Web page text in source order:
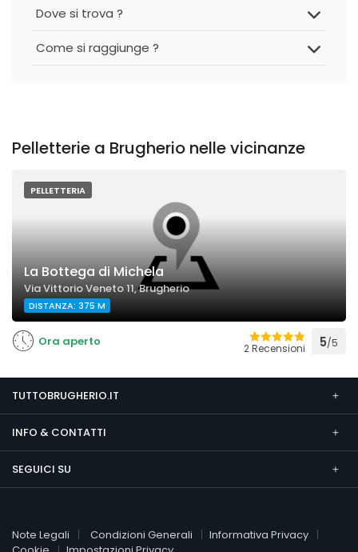
Dove si trova ?
Come si raggiunge ?
Pelletterie a Brugherio nelle vicinanze
PELLETTERIA
La Bottega di Michela
Via Vittorio Veneto 11, Brugherio
DISTANZA: 375 M
Ora aperto 2 Recensioni 5/5
TUTTOBRUGHERIO.IT
INFO & CONTATTI
SEGUICI SU
Note Legali Condizioni Generali
Informativa Privacy